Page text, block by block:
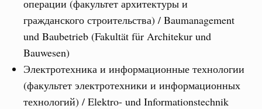
операции (факультет архитектуры и
гражданского строительства) / Baumanagement
und Baubetrieb (Fakultät für Architekur und
Bauwesen)
Электротехника и информационные технологии
(факультет электротехники и информационных
технологий) / Elektro- und Informationstechnik